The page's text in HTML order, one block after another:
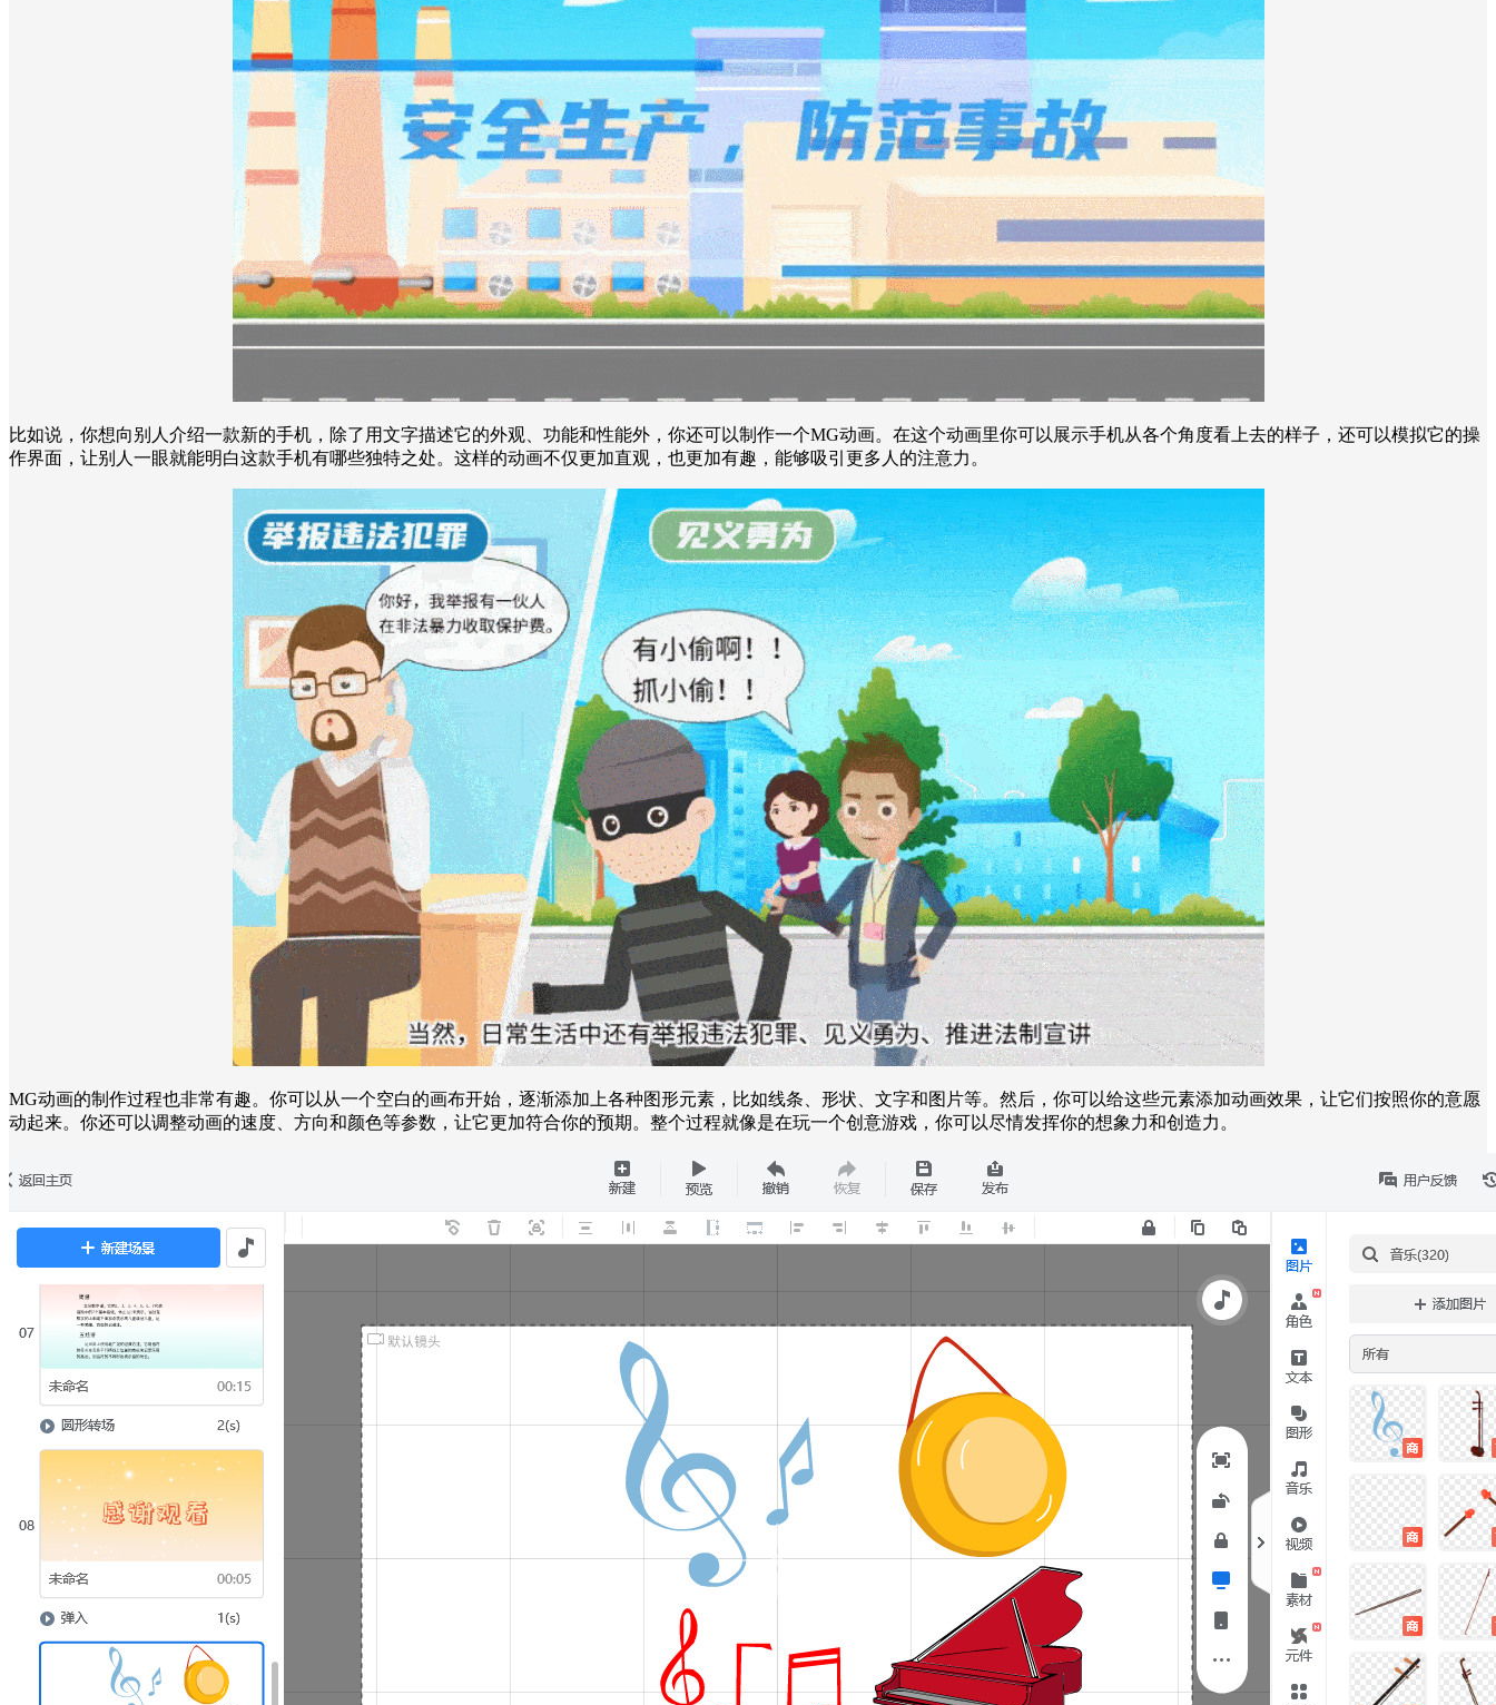
比如说，你想向别人介绍一款新的手机，除了用文字描述它的外观、功能和性能外，你还可以制作一个MG动画。在这个动画里你可以展示手机从各个角度看上去的样子，还可以模拟它的操
作界面，让别人一眼就能明白这款手机有哪些独特之处。这样的动画不仅更加直观，也更加有趣，能够吸引更多人的注意力。
MG动画的制作过程也非常有趣。你可以从一个空白的画布开始，逐渐添加上各种图形元素，比如线条、形状、文字和图片等。然后，你可以给这些元素添加动画效果，让它们按照你的意愿
动起来。你还可以调整动画的速度、方向和颜色等参数，让它更加符合你的预期。整个过程就像是在玩一个创意游戏，你可以尽情发挥你的想象力和创造力。